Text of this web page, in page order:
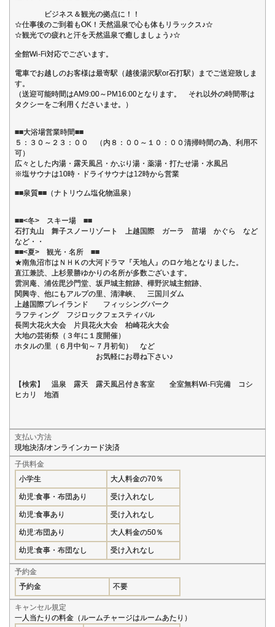
ビジネス＆観光の拠点に！！
☆仕事後のご到着もOK！天然温泉で心も体もリラックス♪☆
☆観光での疲れと汗を天然温泉で癒しましょう♪☆
全館Wi-Fi対応でございます。
電車でお越しのお客様は最寄駅（越後湯沢駅or石打駅）までご送迎致しま
す。
（送迎可能時間はAM9:00～PM16:00となります。 それ以外の時間帯は
タクシーをご利用くださいませ。）
■■大浴場営業時間■■
５：３０～２３：００ （内８：００～１０：００清掃時間の為、利用不
可）
広々とした内湯・露天風呂・かぶり湯・薬湯・打たせ湯・水風呂
※塩サウナは10時・ドライサウナは12時から営業
■■泉質■■（ナトリウム塩化物温泉）
■■<冬> スキー場 ■■
石打丸山 舞子スノーリゾート 上越国際 ガーラ 苗場 かぐら など
など・・
■■<夏> 観光・名所 ■■
★南魚沼市はＮＨＫの大河ドラマ『天地人』のロケ地となりました。
直江兼読、上杉景勝ゆかりの名所が多数ございます。
雲洞庵、浦佐毘沙門堂、坂戸城主館跡、樺野沢城主館跡、
関興寺、他にもアルプの里、清津峡、 三国川ダム
上越国際プレイランド フィッシングパーク
ラフティング フジロックフェスティバル
長岡大花火大会 片貝花火大会 柏崎花火大会
大地の芸術祭（３年に１度開催）
ホタルの里（６月中旬～７月初旬） など
お気軽にお尋ね下さい♪
【検索】 温泉 露天 露天風呂付き客室 全室無料Wi-Fi完備 コシ
ヒカリ 地酒
支払い方法
現地決済/オンラインカード決済
子供料金
小学生
大人料金の70％
幼児:食事・布団あり 受け入れなし
幼児:食事あり 受け入れなし
幼児:布団あり 大人料金の50％
幼児:食事・布団なし 受け入れなし
予約金
予約金
不要
キャンセル規定
一人当たりの料金（ルームチャージはルームあたり）